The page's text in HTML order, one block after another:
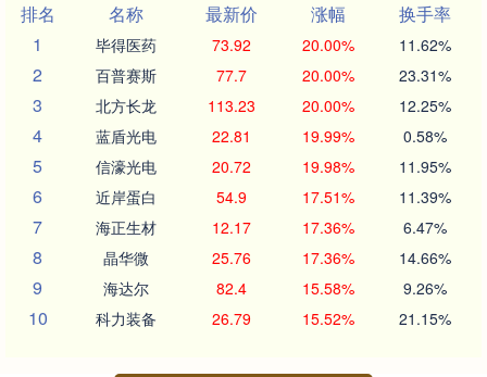
排名
名称 最新价 涨幅
换手率
1
毕得医药 73.92 20.00% 11.62%
2 百普赛斯 77.7 20.00% 23.31%
3 北方长龙 113.23 20.00% 12.25%
4 蓝盾光电 22.81 19.99% 0.58%
5 信濠光电 20.72 19.98% 11.95%
6 近岸蛋白 54.9 17.51% 11.39%
7 海正生材 12.17 17.36% 6.47%
8 晶华微 25.76 17.36% 14.66%
9 海达尔 82.4 15.58% 9.26%
10 科力装备 26.79 15.52% 21.15%